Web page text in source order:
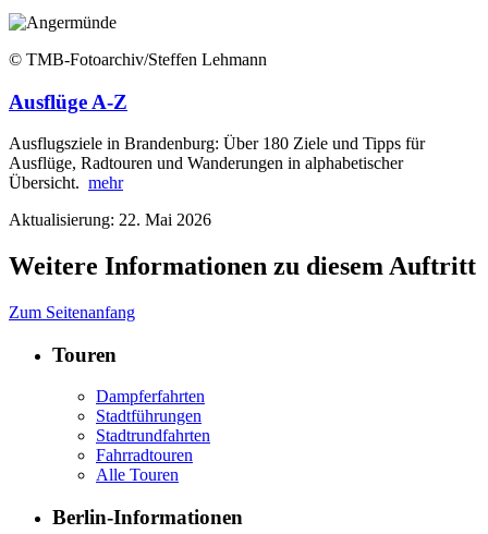
© TMB-Fotoarchiv/Steffen Lehmann
Ausflüge A-Z
Ausflugsziele in Brandenburg: Über 180 Ziele und Tipps für
Ausflüge, Radtouren und Wanderungen in alphabetischer
Übersicht. mehr
Aktualisierung: 22. Mai 2026
Weitere Informationen zu diesem Auftritt
Zum Seitenanfang
Touren
Dampferfahrten
Stadtführungen
Stadtrundfahrten
Fahrradtouren
Alle Touren
Berlin-Informationen